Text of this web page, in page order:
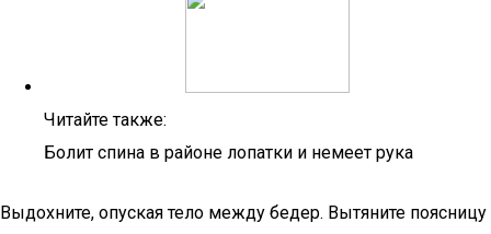
Читайте также:
Болит спина в районе лопатки и немеет рука
Выдохните, опуская тело между бедер. Вытяните поясницу